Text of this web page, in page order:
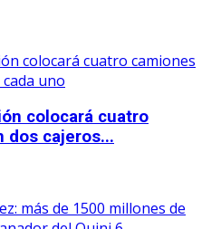
colocará cuatro
dos cajeros...